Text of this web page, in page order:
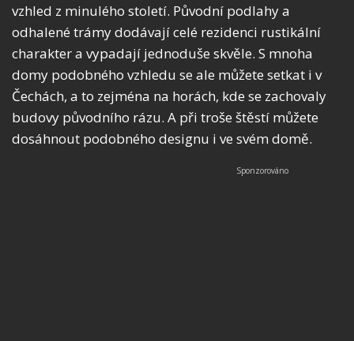
vzhled z minulého století. Původní podlahy a
odhalené trámy dodávají celé rezidenci rustikální
charakter a vypadají jednoduše skvěle. S mnoha
domy podobného vzhledu se ale můžete setkat i v
Čechách, a to zejména na horách, kde se zachovaly
budovy původního rázu. A při troše štěstí můžete
dosáhnout podobného designu i ve svém domě.